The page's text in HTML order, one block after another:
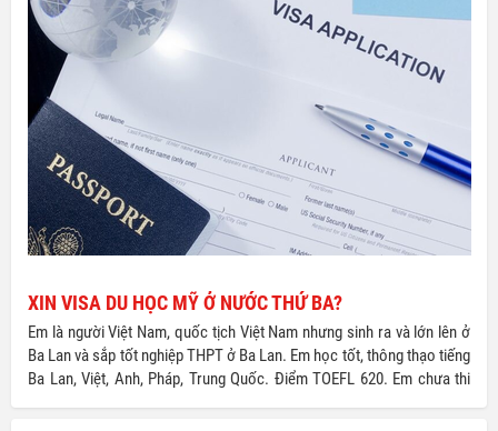
XIN VISA DU HỌC MỸ Ở NƯỚC THỨ BA?
Em là người Việt Nam, quốc tịch Việt Nam nhưng sinh ra và lớn lên ở
Ba Lan và sắp tốt nghiệp THPT ở Ba Lan. Em học tốt, thông thạo tiếng
Ba Lan, Việt, Anh, Pháp, Trung Quốc. Điểm TOEFL 620. Em chưa thi